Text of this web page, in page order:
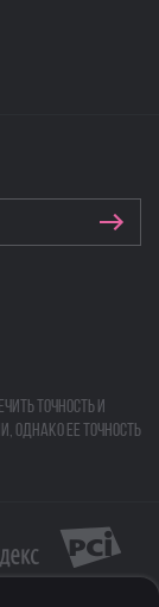
точность и
однако ее точность